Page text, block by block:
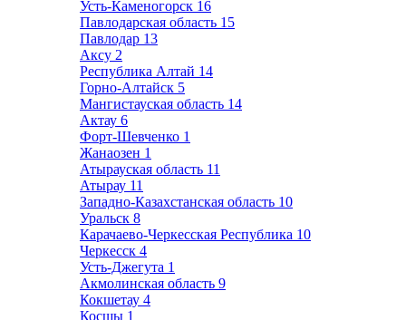
Усть-Каменогорск 16
Павлодарская область 15
Павлодар 13
Аксу 2
Республика Алтай 14
Горно-Алтайск 5
Мангистауская область 14
Актау 6
Форт-Шевченко 1
Жанаозен 1
Атырауская область 11
Атырау 11
Западно-Казахстанская область 10
Уральск 8
Карачаево-Черкесская Республика 10
Черкесск 4
Усть-Джегута 1
Акмолинская область 9
Кокшетау 4
Косшы 1